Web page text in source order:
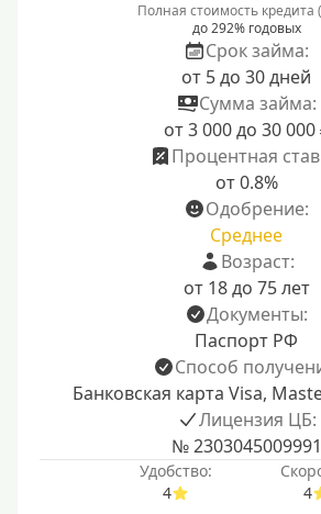
Полная стоимость кредита
до 292% годовых
Срок займа:
от 5 до 30 дней
Сумма займа:
от 3 000 до 30 000
Процентная
от 0.8%
Одобрение:
Среднее
Возраст:
от 18 до 75 лет
Документы:
Паспорт РФ
Способ
Банковская карта Visa,
Лицензия ЦБ:
№ 2303045009991
Удобство:
4
4